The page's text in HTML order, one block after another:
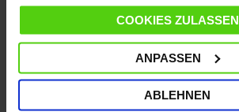
gesammelt haben.
COOKIES ZULASSEN
ANPASSEN
ABLEHNEN
28,90 €